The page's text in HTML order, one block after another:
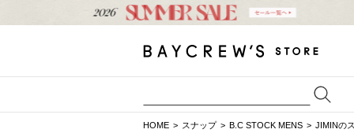
HOME スナップ B.C STOCK MENS JIMINの